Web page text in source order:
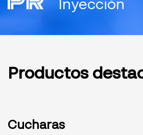
Inyección
Productos
Cucharas